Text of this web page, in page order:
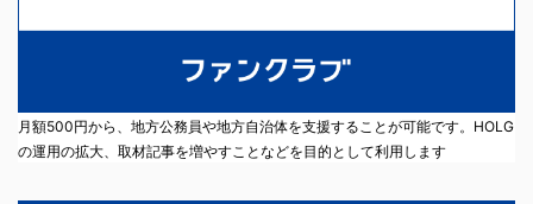
月額500円から、地方公務員や地方自治体を支援することが可能です。HOLG
の運用の拡大、取材記事を増やすことなどを目的として利用します